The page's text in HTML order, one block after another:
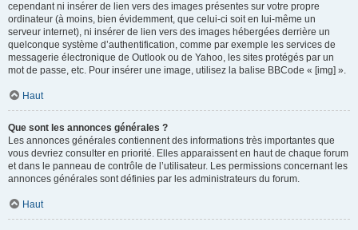
cependant ni insérer de lien vers des images présentes sur votre propre
ordinateur (à moins, bien évidemment, que celui-ci soit en lui-même un
serveur internet), ni insérer de lien vers des images hébergées derrière un
quelconque système d’authentification, comme par exemple les services de
messagerie électronique de Outlook ou de Yahoo, les sites protégés par un
mot de passe, etc. Pour insérer une image, utilisez la balise BBCode « [img] ».
Haut
Que sont les annonces générales ?
Les annonces générales contiennent des informations très importantes que
vous devriez consulter en priorité. Elles apparaissent en haut de chaque forum
et dans le panneau de contrôle de l’utilisateur. Les permissions concernant les
annonces générales sont définies par les administrateurs du forum.
Haut